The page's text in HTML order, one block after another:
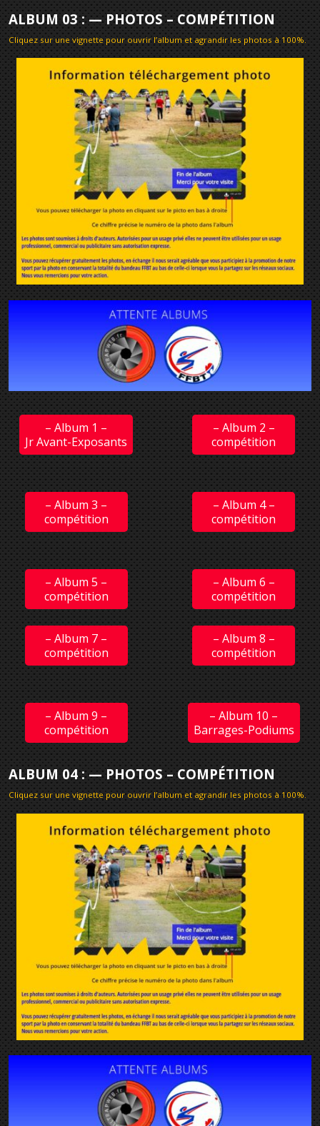
ALBUM 03 : — PHOTOS – COMPÉTITION
Cliquez sur une vignette pour ouvrir l’album et agrandir les photos à 100%.
– Album 1 –
Jr Avant-Exposants
– Album 2 –
compétition
– Album 3 –
compétition
– Album 4 –
compétition
– Album 5 –
compétition
– Album 6 –
compétition
– Album 7 –
compétition
– Album 8 –
compétition
– Album 9 –
compétition
– Album 10 –
Barrages-Podiums
ALBUM 04 : — PHOTOS – COMPÉTITION
Cliquez sur une vignette pour ouvrir l’album et agrandir les photos à 100%.